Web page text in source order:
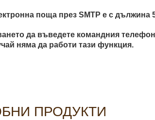
поща през SMTP е с дължина
да въведете командния
няма да работи тази функция.
ПРОДУКТИ